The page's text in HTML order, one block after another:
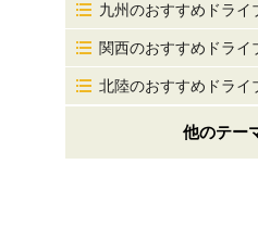
九州のおすすめドライ
関西のおすすめドライ
北陸のおすすめドライ
他のテー